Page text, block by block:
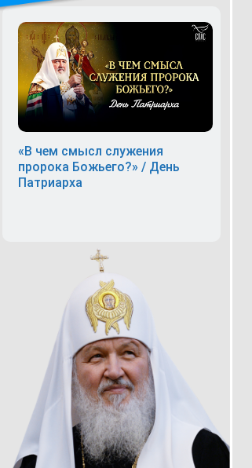
«В чем смысл служения
пророка Божьего?» / День
Патриарха